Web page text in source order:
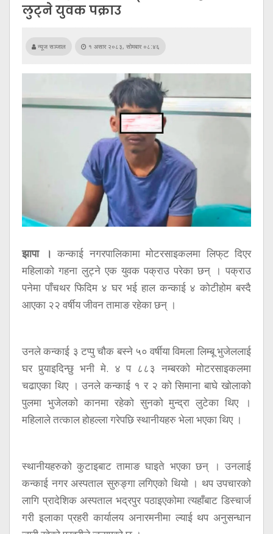
लुट्ने युवक पक्राउ
न्यूज सञ्जाल १ असार २०८३, सोमबार ०८:४६
झापा । कन्काई नगरपालिकामा मोटरसाइकलमा लिफ्‌ट दिएर
महिलाको गहना लुट्ने एक युवक पक्राउ परेका छन् । पक्राउ
पनेमा पाँचथर फिदिम ४ घर भई हाल कन्काई ४ कोटीहोम बस्दै
आएका २२ वर्षीय जीवन तामाङ रहेका छन् ।
उनले कन्काई ३ टप्पु चौक बस्ने ५० वर्षीया विमला लिम्बू भुजेललाई
घर पुर्‍याइदिन्छु भनी मे. ४ प ८८३ नम्बरको मोटरसाइकलमा
चढाएका थिए । उनले कन्काई १ र २ को सिमाना बाघे खोलाको
पुलमा भुजेलको कानमा रहेको सुनको मुन्द्रा लुटेका थिए ।
महिलाले तत्काल होहल्ला गरेपछि स्थानीयहरु भेला भएका थिए ।
स्थानीयहरुको कुटाइबाट तामाङ घाइते भएका छन् । उनलाई
कन्काई नगर अस्पताल सुरुङ्गा लगिएको थियो । थप उपचारको
लागि प्रादेशिक अस्पताल भद्रपुर पठाइएकोमा त्यहाँबाट डिस्चार्ज
गरी इलाका प्रहरी कार्यालय अनारमनीमा ल्याई थप अनुसन्धान
सूचना
प्रविधि
अन्तर्वार्ता
अन्तर्राष्ट्रिय
स्वास्थ्य